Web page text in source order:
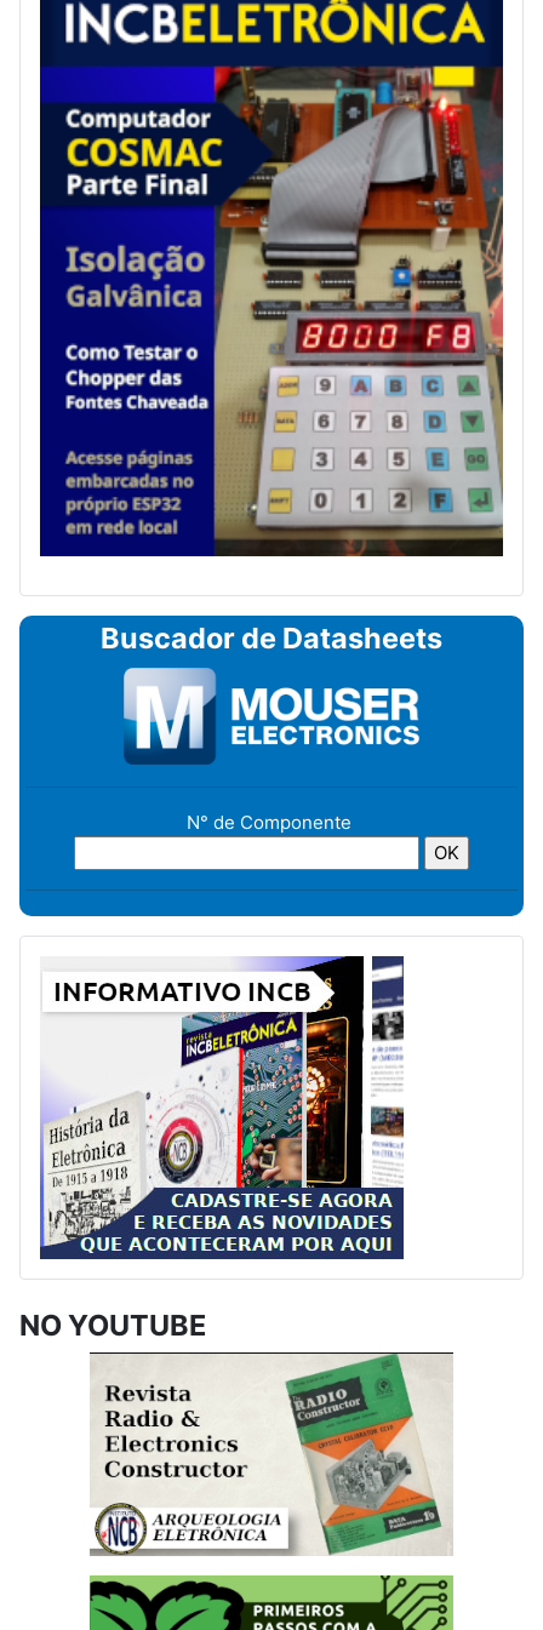
Buscador de Datasheets
N° de Componente
NO YOUTUBE